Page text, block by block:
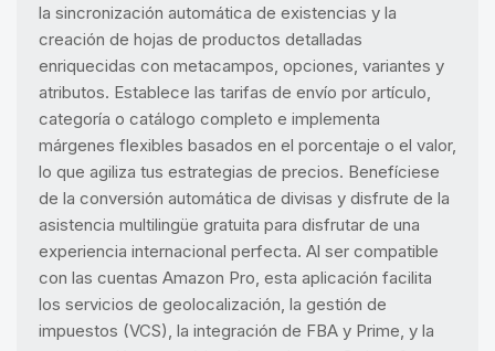
la sincronización automática de existencias y la
creación de hojas de productos detalladas
enriquecidas con metacampos, opciones, variantes y
atributos. Establece las tarifas de envío por artículo,
categoría o catálogo completo e implementa
márgenes flexibles basados en el porcentaje o el valor,
lo que agiliza tus estrategias de precios. Benefíciese
de la conversión automática de divisas y disfrute de la
asistencia multilingüe gratuita para disfrutar de una
experiencia internacional perfecta. Al ser compatible
con las cuentas Amazon Pro, esta aplicación facilita
los servicios de geolocalización, la gestión de
impuestos (VCS), la integración de FBA y Prime, y la